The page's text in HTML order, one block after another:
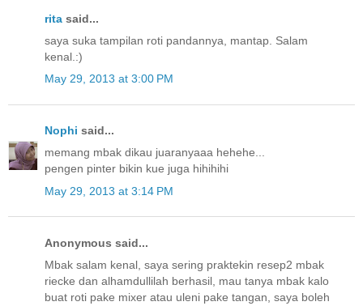
rita said...
saya suka tampilan roti pandannya, mantap. Salam
kenal.:)
May 29, 2013 at 3:00 PM
Nophi said...
memang mbak dikau juaranyaaa hehehe...
pengen pinter bikin kue juga hihihihi
May 29, 2013 at 3:14 PM
Anonymous said...
Mbak salam kenal, saya sering praktekin resep2 mbak
riecke dan alhamdullilah berhasil, mau tanya mbak kalo
buat roti pake mixer atau uleni pake tangan, saya boleh